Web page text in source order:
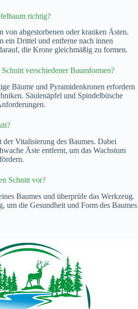
richtig?
von abgestorbenen oder kranken Ästen.
ein Drittel und entferne nach innen
die Krone gleichmäßig zu formen.
verschiedener Baumformen?
Bäume und Pyramidenkronen erfordern
Säulenäpfel und Spindelbüsche
Vitalisierung des Baumes. Dabei
Äste entfernt, um das Wachstum
Schnitt vor?
Baumes und überprüfe das Werkzeug.
um die Gesundheit und Form des Baumes